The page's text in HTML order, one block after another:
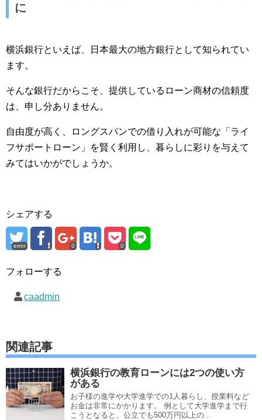
に
横浜銀行といえば、日本最大の地方銀行として知られてい
ます。
そんな銀行だからこそ、提供しているローン商材の信頼度
は、申し分ありません。
自由度が高く、ロングスパンでの借り入れが可能な「ライ
フサポートローン」を賢く利用し、暮らしに彩りを与えて
みてはいかがでしょうか。
シェアする
error 0 0
フォローする
caadmin
関連記事
横浜銀行の教育ローンには2つの使い方
がある
お子様の進学や大学進学での1人暮らし、授業料など
お金は非常にかかります。 例として大学進学まで行
こうとなると、公立でも500万円以上の...